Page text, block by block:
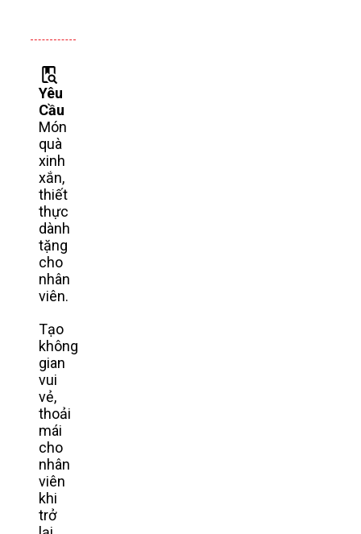
Yêu
Cầu
Món
quà
xinh
xắn,
thiết
thực
dành
tặng
cho
nhân
viên.
Tạo
không
gian
vui
vẻ,
thoải
mái
cho
nhân
viên
khi
trở